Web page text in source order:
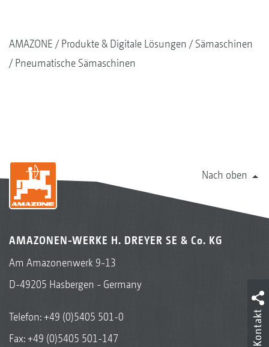
AMAZONE Produkte & Digitale Lösungen
Sämaschinen
Pneumatische Sämaschinen
Nach oben
AMAZONEN-WERKE H. DREYER SE & Co. KG
Am Amazonenwerk 9-13
D-49205 Hasbergen - Germany
Telefon:+49 (0)5405 501-0
Fax: +49 (0)5405 501-147
Kontakt